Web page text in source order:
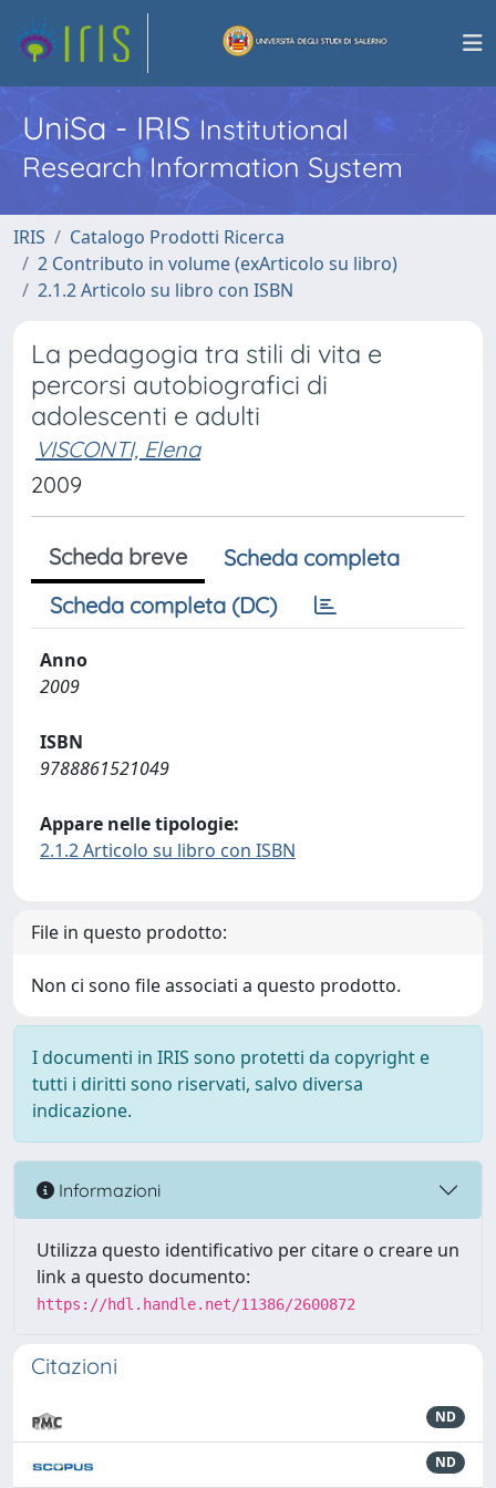
UniSa - IRISInstitutional
Research Information System
IRIS
Catalogo Prodotti Ricerca
2 Contributo in volume (exArticolo su libro)
2.1.2 Articolo su libro con ISBN
La pedagogia tra stili di vita e
percorsi autobiografici di
adolescenti e adulti
VISCONTI, Elena
2009
Scheda breve
Scheda completa
Scheda completa (DC)
Anno
2009
ISBN
9788861521049
Appare nelle tipologie:
2.1.2 Articolo su libro con ISBN
File in questo prodotto:
Non ci sono file associati a questo prodotto.
I documenti in IRIS sono protetti da copyright e
tutti i diritti sono riservati, salvo diversa
indicazione.
Informazioni
Utilizza questo identificativo per citare o creare un
link a questo documento:
https://hdl.handle.net/11386/2600872
Citazioni
ND
ND